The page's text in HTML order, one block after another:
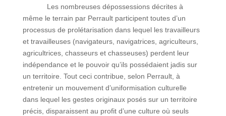
Les nombreuses dépossessions décrites à
même le terrain par Perrault participent toutes d’un
processus de prolétarisation dans lequel les travailleurs
et travailleuses (navigateurs, navigatrices, agriculteurs,
agricultrices, chasseurs et chasseuses) perdent leur
indépendance et le pouvoir qu’ils possédaient jadis sur
un territoire. Tout ceci contribue, selon Perrault, à
entretenir un mouvement d’uniformisation culturelle
dans lequel les gestes originaux posés sur un territoire
précis, disparaissent au profit d’une culture où seuls